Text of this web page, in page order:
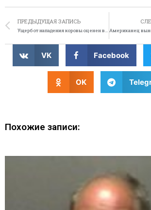
ПРЕДЫДУЩАЯ ЗАПИСЬ
Ущерб от нападения коровы оценен в 500 000 долларов
VK Facebook
OK
Похожие записи: